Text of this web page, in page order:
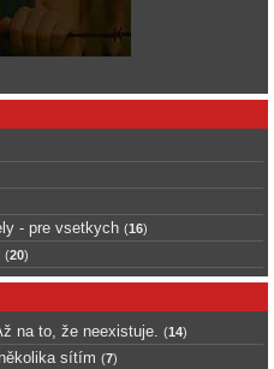
- pre vsetkych (16)
(20)
na to, že neexistuje. (14)
sítím (7)